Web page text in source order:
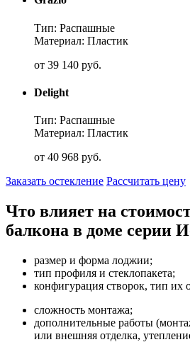
Тип: Распашные
Материал: Пластик
от 39 140 руб.
Delight
Тип: Распашные
Материал: Пластик
от 40 968 руб.
Заказать остекление Рассчитать цену
Что влияет на
балкона в доме серии
размер и форма лоджии;
тип профиля и стеклопакета;
конфигурация створок, тип их
сложность монтажа;
дополнительные работы
или внешняя отделка,